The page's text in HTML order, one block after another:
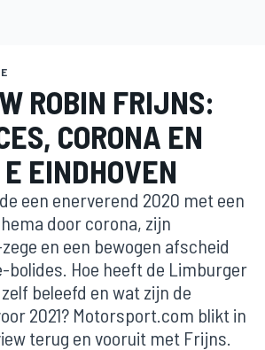
ROBIN FRIJNS:
CORONA EN
EINDHOVEN
een enerverend 2020 met een
door corona, zijn
en een bewogen afscheid
bolides. Hoe heeft de Limburger
beleefd en wat zijn de
2021? Motorsport.com blikt in
terug en vooruit met Frijns.